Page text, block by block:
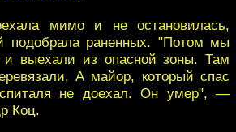
мимо и не остановилась,
подобрала раненных. "Потом мы
выехали из опасной зоны. Там
А майор, который спас
не доехал. Он умер", —
Коц.